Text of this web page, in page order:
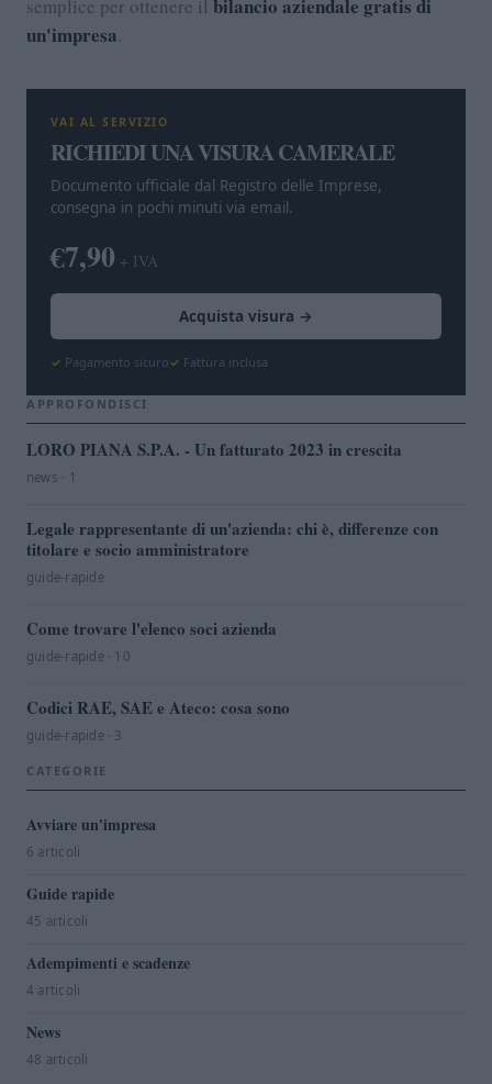
semplice per ottenere il bilancio aziendale gratis di
un'impresa.
VAI AL SERVIZIO
RICHIEDI UNA VISURA CAMERALE
Documento ufficiale dal Registro delle Imprese,
consegna in pochi minuti via email.
€7,90 + IVA
Acquista visura →
Pagamento sicuro Fattura inclusa
APPROFONDISCI
LORO PIANA S.P.A. - Un fatturato 2023 in crescita
news · 1
Legale rappresentante di un'azienda: chi è, differenze con
titolare e socio amministratore
guide-rapide
Come trovare l'elenco soci azienda
guide-rapide · 10
Codici RAE, SAE e Ateco: cosa sono
guide-rapide · 3
CATEGORIE
Avviare un'impresa
6 articoli
Guide rapide
45 articoli
Adempimenti e scadenze
4 articoli
News
48 articoli